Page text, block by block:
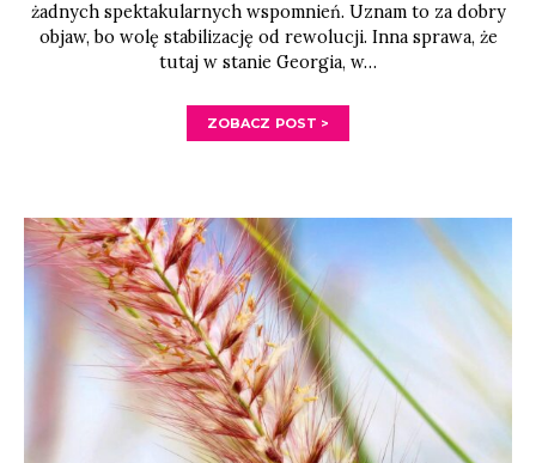
żadnych spektakularnych wspomnień. Uznam to za dobry
objaw, bo wolę stabilizację od rewolucji. Inna sprawa, że
tutaj w stanie Georgia, w…
ZOBACZ POST >